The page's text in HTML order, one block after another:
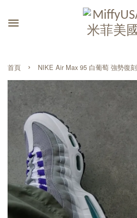
首頁 › NIKE Air Max 95 白葡萄 強勢復刻